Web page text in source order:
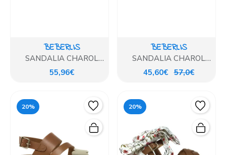
BEBERLIS
SANDALIA CHAROL
PEARL CON GLITTER
55,96€
BEBERLIS
SANDALIA CHAROL
BLANCO CON GLITTER
45,60€ 57,0€
20% 20%